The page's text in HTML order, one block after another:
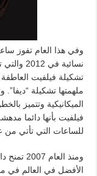
وفي هذا العام تفوز
نسائية
تشكيلة فيلفيت العاطفة
ملهمتها تشكيلة
الميكانيكية وتتميز
فيلفيت بأنها دائما
للساعات التي تأتي من
ومنذ
الأفضل في العالم في